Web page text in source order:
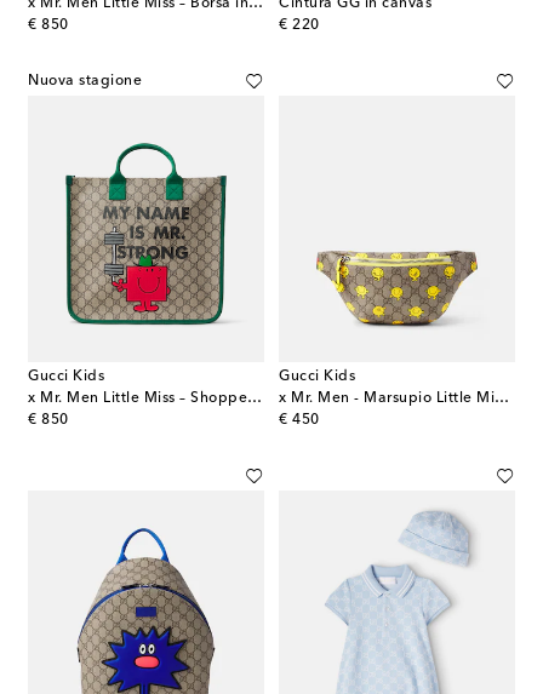
x Mr. Men Little Miss – Borsa in canvas GG
€ 850
original price
Cintura GG in canvas
€ 220
original price
Nuova stagione
Gucci Kids
x Mr. Men Little Miss – Shopper GG in canvas
€ 850
original price
Gucci Kids
x Mr. Men - Marsupio Little Miss GG in canvas
€ 450
original price